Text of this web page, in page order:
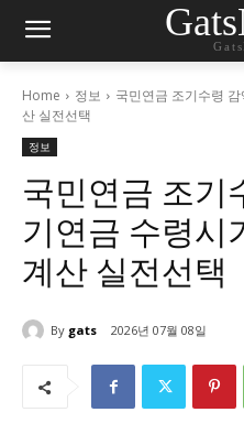
Home 정보
국민연금 조기수령
산 실전선택
정보
국민연금 조기
기연금 수령시
계산 실전선택
By gats 2026년 07월 08일